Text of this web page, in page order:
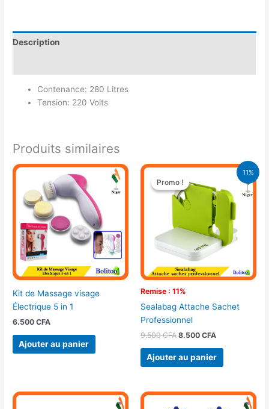
Description
Contenance: 280 Litres
Tension: 220 Volts
Produits similaires
Kit de Massage visage
Électrique 5 in 1
6.500CFA
Ajouter au panier
11%
Promo !
Remise : 11%
Promo !
Sealabag Attache Sachet
Professionnel
9.500CFA
Le
prix
initial
était :
9.500 CFA.
8.500 CFA
Le
actuel
est :
8.500 CFA.
Ajouter au panier